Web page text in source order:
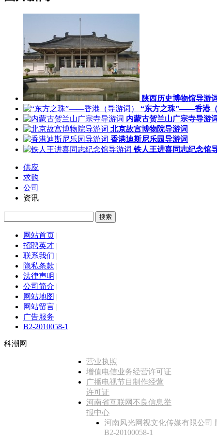
陕西历史博物馆导游
“东方之珠”——香港（
内蒙古贺兰山广宗寺导游
北京故宫博物院导游词
香港迪斯尼乐园导游词
铁人王进喜同志纪念馆
供应
求购
公司
资讯
网站首页 |
招聘英才 |
联系我们 |
隐私条款 |
法律声明 |
公司简介 |
网站地图 |
网站留言 |
广告服务
B2-2010058-1
科潮网
营业执照
增值电信业务经营许可证
广播电视节目制作经营
许可证
河南省互联网不良信息举
报中心
河南风光网视文化传媒有限公司
B2-20100058-1